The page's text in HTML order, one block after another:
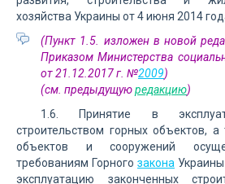
хозяйства Украины от 4 июня 2014
(Пункт 1.5. изложен в новой
Приказом Министерства
от 21.12.2017 г. №2009)
(см. предыдущуюредакцию)
1.6. Принятие в
строительством горных объектов,
объектов и сооружений
требованиям Горного закона
эксплуатацию законченных